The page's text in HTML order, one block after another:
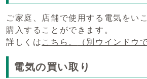
ご家庭、店舗で使用する電気をい
購入することができます。
詳しくは こちら。 （別ウインドウ
電気の買い取り